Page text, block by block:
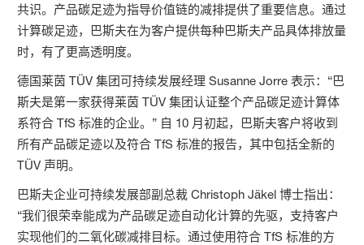
共识。产品碳足迹为指导价值链的减排提供了重要信息。通过
计算碳足迹，巴斯夫在为客户提供每种巴斯夫产品具体排放量
时，有了更高透明度。
德国莱茵 TÜV 集团可持续发展经理 Susanne Jorre 表示：“巴
斯夫是第一家获得莱茵 TÜV 集团认证整个产品碳足迹计算体
系符合 TfS 标准的企业。” 自 10 月初起，巴斯夫客户将收到
所有产品碳足迹以及符合 TfS 标准的报告，其中包括全新的
TÜV 声明。
巴斯夫企业可持续发展部副总裁 Christoph Jäkel 博士指出：
“我们很荣幸能成为产品碳足迹自动化计算的先驱，支持客户
实现他们的二氧化碳减排目标。通过使用符合 TfS 标准的方